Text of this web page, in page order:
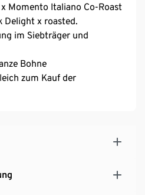
Momento Italiano Co-Roast
Delight x roasted.
im Siebträger und
Bohne
zum Kauf der